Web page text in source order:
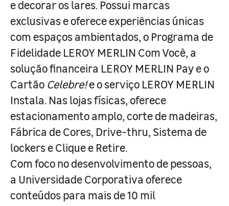
e decorar os lares. Possui marcas
exclusivas e oferece experiências únicas
com espaços ambientados, o Programa de
Fidelidade LEROY MERLIN Com Você, a
solução financeira LEROY MERLIN Pay e o
Cartão Celebre!e o serviço LEROY MERLIN
Instala. Nas lojas físicas, oferece
estacionamento amplo, corte de madeiras,
Fábrica de Cores, Drive-thru, Sistema de
lockers e Clique e Retire.
Com foco no desenvolvimento de pessoas,
a Universidade Corporativa oferece
conteúdos para mais de 10 mil